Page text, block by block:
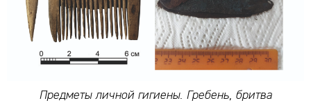
Предметы личной гигиены. Гребень, бритва